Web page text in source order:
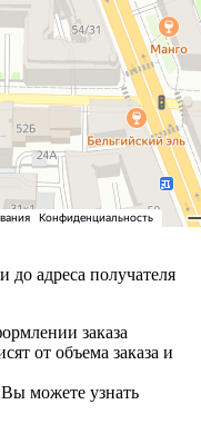
до адреса получателя
заказа
от объема заказа и
можете узнать